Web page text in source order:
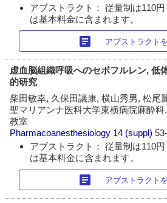
アブストラクト： 従量制は110
は基本料金に含まれます。
article アブストラクト
虚血脳組織呼吸へのセボフルレン, 低
的研究
柴田敏幸, 久保田議康, 横山秀男, 松尾
聖マリアンナ医科大学東横病院麻酔
教室
Pharmacoanesthesiology 14 (suppl)
アブストラクト： 従量制は110
は基本料金に含まれます。
article アブストラクト